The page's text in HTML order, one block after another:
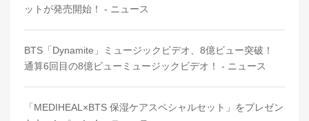
ットが発売開始！ - ニュース
BTS「Dynamite」ミュージックビデオ、8億ビュー突破！
通算6回目の8億ビューミュージックビデオ！ - ニュース
「MEDIHEAL×BTS 保湿ケアスペシャルセット」をプレゼン